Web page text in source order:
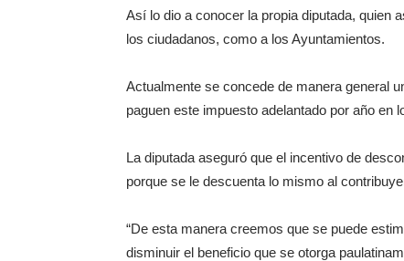
Así lo dio a conocer la propia diputada, quien
los ciudadanos, como a los Ayuntamientos.
Actualmente se concede de manera general
paguen este impuesto adelantado por año en
La diputada aseguró que el incentivo de
porque se le descuenta lo mismo al
“De esta manera creemos que se puede
disminuir el beneficio que se otorga